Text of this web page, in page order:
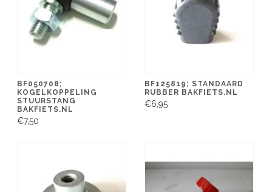
BF050708;
KOGELKOPPELING
STUURSTANG
BAKFIETS.NL
€7,50
BF125819; STANDAARD
RUBBER BAKFIETS.NL
€6,95